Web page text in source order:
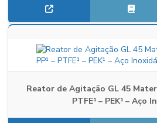
Reator de Agitação GL 45
PTFE¹ – PEK¹ – Aço